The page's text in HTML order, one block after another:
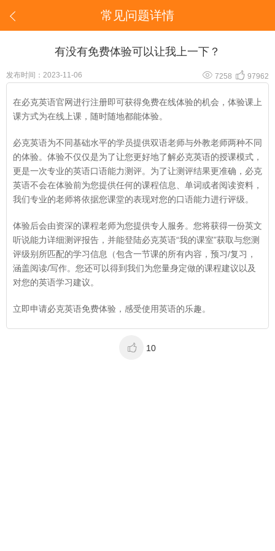
 常见问题详情
有没有免费体验可以让我上一下？
发布时间：2023-11-06  7258  97962
在必克英语官网进行注册即可获得免费在线体验的机会，体验课上
课方式为在线上课，随时随地都能体验。
必克英语为不同基础水平的学员提供双语老师与外教老师两种不同
的体验。体验不仅仅是为了让您更好地了解必克英语的授课模式，
更是一次专业的英语口语能力测评。为了让测评结果更准确，必克
英语不会在体验前为您提供任何的课程信息、单词或者阅读资料，
我们专业的老师将依据您课堂的表现对您的口语能力进行评级。
体验后会由资深的课程老师为您提供专人服务。您将获得一份英文
听说能力详细测评报告，并能登陆必克英语“我的课室”获取与您测
评级别所匹配的学习信息（包含一节课的所有内容，预习/复习，
涵盖阅读/写作。您还可以得到我们为您量身定做的课程建议以及
对您的英语学习建议。
立即申请必克英语免费体验 ，感受使用英语的乐趣。
 10